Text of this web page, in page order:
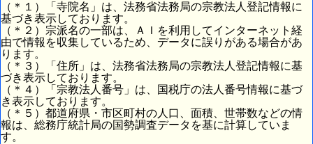
（＊１）「寺院名」は、法務省法務局の宗教法人登記情報に
基づき表示しております。
（＊２）宗派名の一部は、ＡＩを利用してインターネット経
由で情報を収集しているため、データに誤りがある場合があ
ります。
（＊３）「住所」は、法務省法務局の宗教法人登記情報に基
づき表示しております。
（＊４）「宗教法人番号」は、国税庁の法人番号情報に基づ
き表示しております。
（＊５）都道府県・市区町村の人口、面積、世帯数などの情
報は、総務庁統計局の国勢調査データを基に計算していま
す。